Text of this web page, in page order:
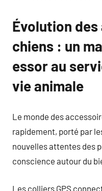
Évolution
chiens : un
essor au
vie animale
Le monde des
rapidement, porté par
nouvelles attentes des
conscience autour du
Les colliers GPS